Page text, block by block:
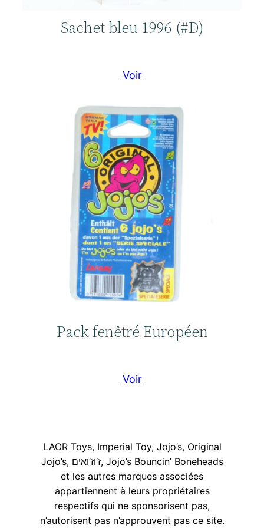
Sachet bleu 1996 (#D)
Voir
Pack fenêtré Européen
Voir
LAOR Toys, Imperial Toy, Jojo’s, Original
Jojo’s, ז’וז’ואים, Jojo’s Bouncin’ Boneheads
et les autres marques associées
appartiennent à leurs propriétaires
respectifs qui ne sponsorisent pas,
n’autorisent pas n’approuvent pas ce site.